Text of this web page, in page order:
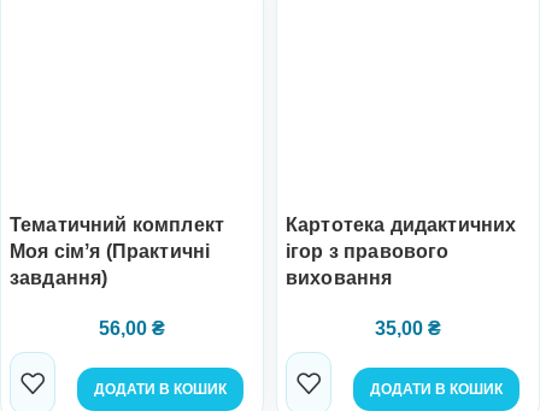
Тематичний комплект
Моя сімʼя (Практичні
завдання)
56,00 ₴
ДОДАТИ В КОШИК
Картотека дидактичних
ігор з правового
виховання
35,00 ₴
ДОДАТИ В КОШИК